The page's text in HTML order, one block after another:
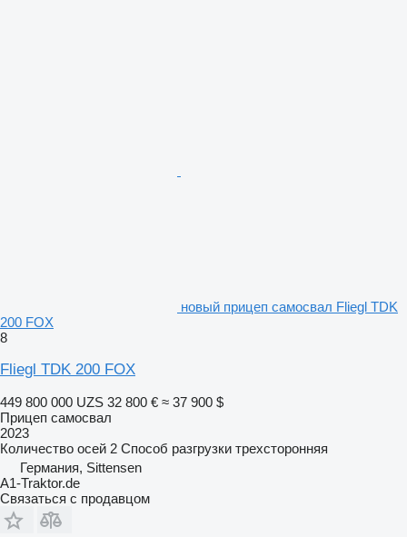
новый прицеп самосвал Fliegl TDK
200 FOX
8
Fliegl TDK 200 FOX
449 800 000 UZS 32 800 € ≈ 37 900 $
Прицеп самосвал
2023
Количество осей 2 Способ разгрузки трехсторонняя
Германия, Sittensen
A1-Traktor.de
Связаться с продавцом